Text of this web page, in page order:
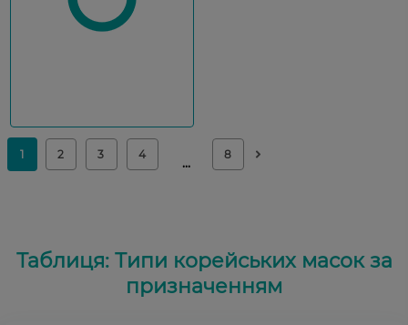
Таблиця: Типи корейських масок за
призначенням